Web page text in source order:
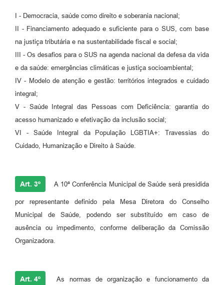
I - Democracia, saúde como direito e soberania nacional;
II - Financiamento adequado e suficiente para o SUS, com base
na justiça tributária e na sustentabilidade fiscal e social;
III - Os desafios para o SUS na agenda nacional da defesa da vida
e da saúde: emergências climáticas e justiça socioambiental;
IV - Modelo de atenção e gestão: territórios integrados e cuidado
integral;
V - Saúde Integral das Pessoas com Deficiência: garantia do
acesso humanizado e efetivação da inclusão social;
VI - Saúde Integral da População LGBTIA+: Travessias do
Cuidado, Humanização e Direito à Saúde.
Art. 3º A 10ª Conferência Municipal de Saúde será presidida
por representante definido pela Mesa Diretora do Conselho
Municipal de Saúde, podendo ser substituído em caso de
ausência ou impedimento, conforme deliberação da Comissão
Organizadora.
Art. 4º As normas de organização e funcionamento da